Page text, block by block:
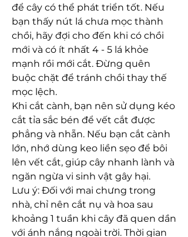
để cây có thể phát triển tốt. Nếu
bạn thấy nút lá chưa mọc thành
chồi, hãy đợi cho đến khi có chồi
mới và có ít nhất 4 - 5 lá khỏe
mạnh rồi mới cắt. Đừng quên
buộc chặt để tránh chồi thay thế
mọc lệch.
Khi cắt cành, bạn nên sử dụng kéo
cắt tỉa sắc bén để vết cắt được
phẳng và nhẵn. Nếu bạn cắt cành
lớn, nhớ dùng keo liền sẹo để bôi
lên vết cắt, giúp cây nhanh lành và
ngăn ngừa vi sinh vật gây hại.
Lưu ý: Đối với mai chưng trong
nhà, chỉ nên cắt nụ và hoa sau
khoảng 1 tuần khi cây đã quen dần
với ánh nắng ngoài trời. Thời gian